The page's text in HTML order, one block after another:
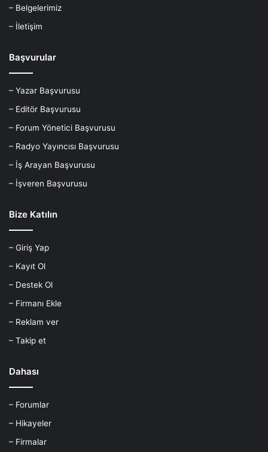
– Belgelerimiz
– İletişim
Başvurular
– Yazar Başvurusu
– Editör Başvurusu
– Forum Yönetici Başvurusu
– Radyo Yayıncısı Başvurusu
– İş Arayan Başvurusu
– İşveren Başvurusu
Bize Katılın
– Giriş Yap
– Kayıt Ol
– Destek Ol
– Firmanı Ekle
– Reklam ver
– Takip et
Dahası
– Forumlar
– Hikayeler
– Firmalar